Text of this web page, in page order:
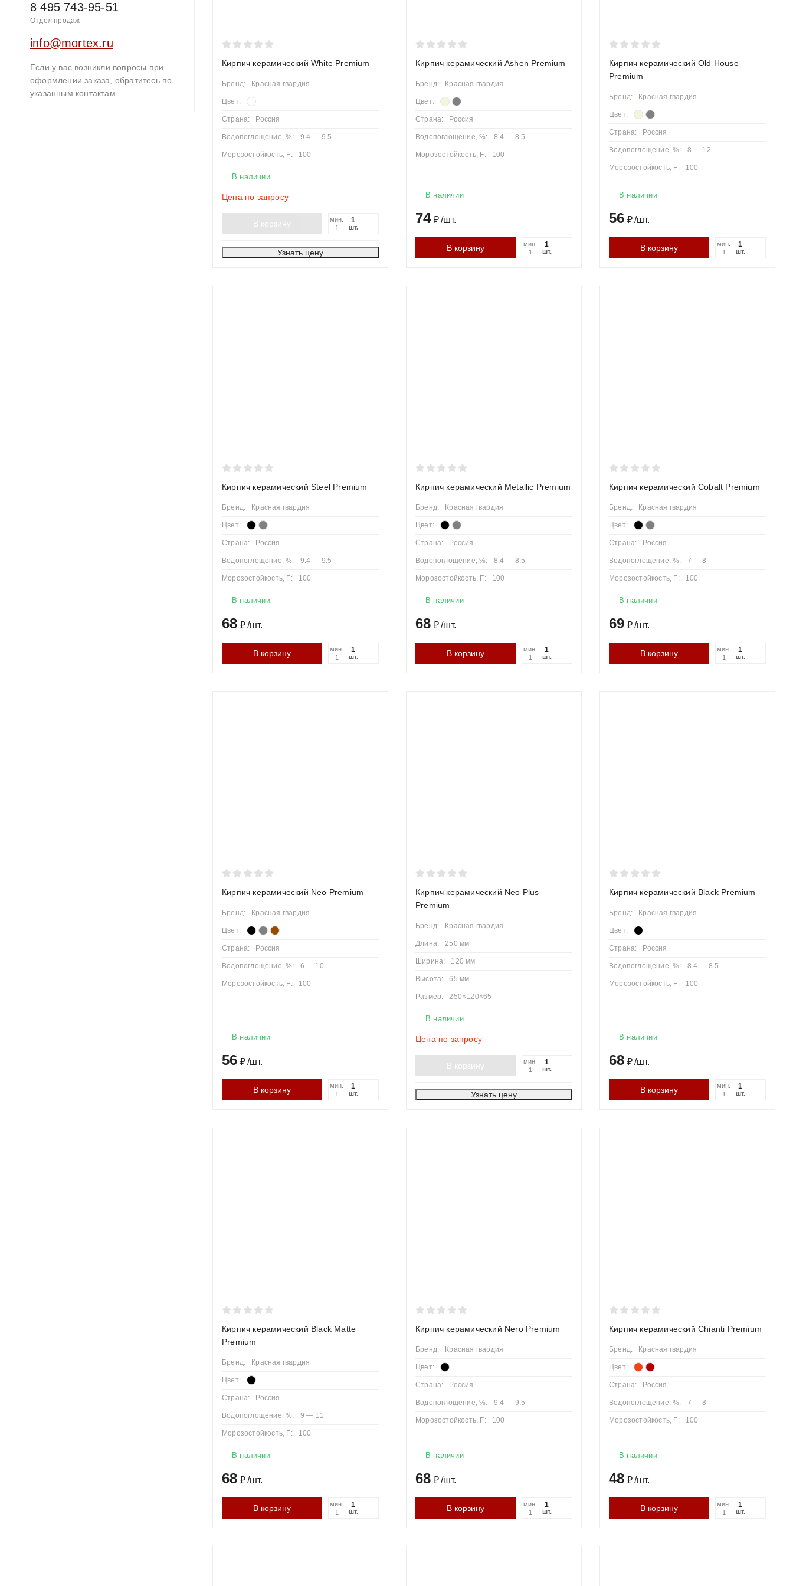
8 495 743-95-51
Отдел продаж
info@mortex.ru
Если у вас возникли вопросы при
оформлении заказа, обратитесь по
указанным контактам.
Кирпич керамический White Premium
Бренд: Красная гвардия
Цвет:
Страна: Россия
Водопоглощение, %: 9.4 — 9.5
Морозостойкость, F: 100
В наличии
Цена по запросу
В корзину
мин.
1
шт.
Узнать цену
Кирпич керамический Ashen Premium
Бренд: Красная гвардия
Цвет:
Страна: Россия
Водопоглощение, %: 8.4 — 8.5
Морозостойкость, F: 100
В наличии
74 ₽/шт.
В корзину
мин.
1
шт.
Кирпич керамический Old House
Premium
Бренд: Красная гвардия
Цвет:
Страна: Россия
Водопоглощение, %: 8 — 12
Морозостойкость, F: 100
В наличии
56 ₽/шт.
В корзину
мин.
1
шт.
Кирпич керамический Steel Premium
Бренд: Красная гвардия
Цвет:
Страна: Россия
Водопоглощение, %: 9.4 — 9.5
Морозостойкость, F: 100
В наличии
68 ₽/шт.
В корзину
мин.
1
шт.
Кирпич керамический Metallic Premium
Бренд: Красная гвардия
Цвет:
Страна: Россия
Водопоглощение, %: 8.4 — 8.5
Морозостойкость, F: 100
В наличии
68 ₽/шт.
В корзину
мин.
1
шт.
Кирпич керамический Cobalt Premium
Бренд: Красная гвардия
Цвет:
Страна: Россия
Водопоглощение, %: 7 — 8
Морозостойкость, F: 100
В наличии
69 ₽/шт.
В корзину
мин.
1
шт.
Кирпич керамический Neo Premium
Бренд: Красная гвардия
Цвет:
Страна: Россия
Водопоглощение, %: 6 — 10
Морозостойкость, F: 100
В наличии
56 ₽/шт.
В корзину
мин.
1
шт.
Кирпич керамический Neo Plus
Premium
Бренд: Красная гвардия
Длина: 250 мм
Ширина: 120 мм
Высота: 65 мм
Размер: 250×120×65
В наличии
Цена по запросу
В корзину
мин.
1
шт.
Узнать цену
Кирпич керамический Black Premium
Бренд: Красная гвардия
Цвет:
Страна: Россия
Водопоглощение, %: 8.4 — 8.5
Морозостойкость, F: 100
В наличии
68 ₽/шт.
В корзину
мин.
1
шт.
Кирпич керамический Black Matte
Premium
Бренд: Красная гвардия
Цвет:
Страна: Россия
Водопоглощение, %: 9 — 11
Морозостойкость, F: 100
В наличии
68 ₽/шт.
В корзину
мин.
1
шт.
Кирпич керамический Nero Premium
Бренд: Красная гвардия
Цвет:
Страна: Россия
Водопоглощение, %: 9.4 — 9.5
Морозостойкость, F: 100
В наличии
68 ₽/шт.
В корзину
мин.
1
шт.
Кирпич керамический Chianti Premium
Бренд: Красная гвардия
Цвет:
Страна: Россия
Водопоглощение, %: 7 — 8
Морозостойкость, F: 100
В наличии
48 ₽/шт.
В корзину
мин.
1
шт.